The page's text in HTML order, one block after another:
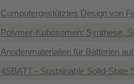
Computergestütztes Design von
Polymer-Kubosomen: Synthese,
Anodenmaterialien für Batterien
4SBATT - Sustainable Solid-State